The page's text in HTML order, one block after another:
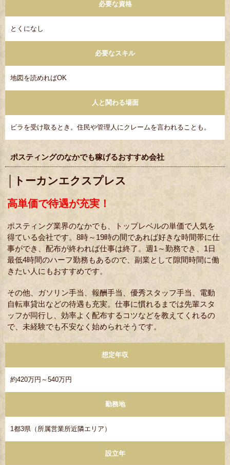
必要な資格
とくになし
必要なスキル
地図を読めればOK
人と関わる場面
ビラを受け取るとき。住民や管理人にクレームを言われることも。
ポスティングのなかでも稼げるおすすめ会社
│トーカンエクスプレス
高単価で待遇が充実！
ポスティング業界のなかでも、トップレベルの単価で人気を
得ている会社です。8時～19時の間であれば好きな時間帯に仕
事ができ、配布が終われば仕事は終了。週1～勤務でき、1日
最低4時間のハーフ勤務もあるので、副業として隙間時間に働
きたい人にもおすすめです。
その他、ガソリン手当、報酬手当、優秀スタッフ手当、電動
自転車貸出などの待遇も充実。仕事に慣れるまでは先輩スタ
ッフが同行し、効率よく配布するコツなどを教えてくれるの
で、未経験でも不安なく始められそうです。
想定年収
約420万円～540万円
勤務地
1都3県（所属営業所近隣エリア）
設立年